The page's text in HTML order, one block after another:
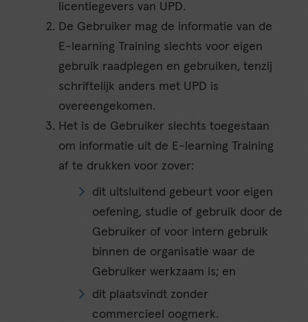
licentiegevers van UPD.
De Gebruiker mag de informatie van de
E-learning Training slechts voor eigen
gebruik raadplegen en gebruiken, tenzij
schriftelijk anders met UPD is
overeengekomen.
Het is de Gebruiker slechts toegestaan
om informatie uit de E-learning Training
af te drukken voor zover:
dit uitsluitend gebeurt voor eigen
oefening, studie of gebruik door de
Gebruiker of voor intern gebruik
binnen de organisatie waar de
Gebruiker werkzaam is; en
dit plaatsvindt zonder
commercieel oogmerk.